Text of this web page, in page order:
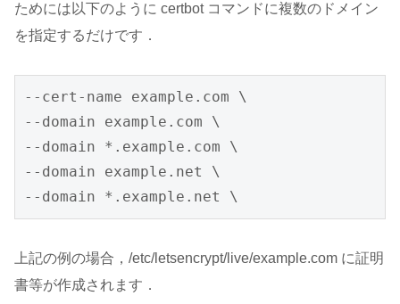
ためには以下のように certbot コマンドに複数のドメイン
を指定するだけです．
--cert-name example.com \
--domain example.com \
--domain *.example.com \
--domain example.net \
--domain *.example.net \
上記の例の場合，/etc/letsencrypt/live/example.com に証明
書等が作成されます．